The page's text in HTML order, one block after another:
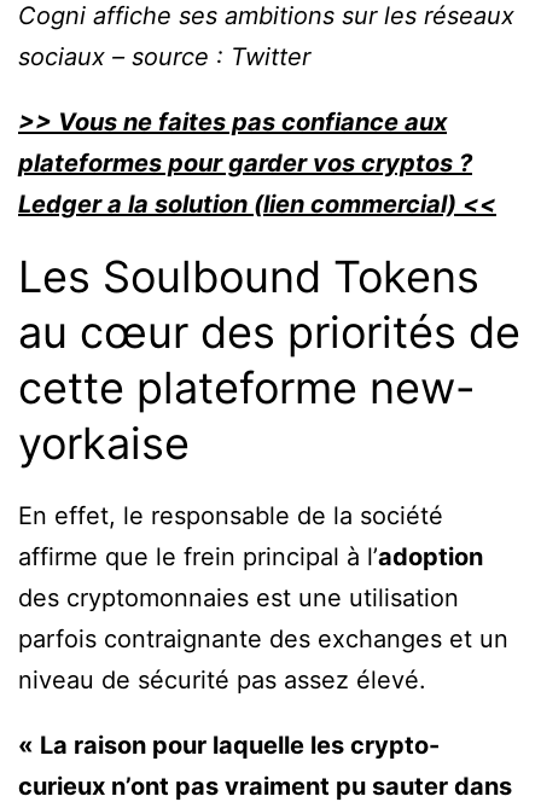
Cogni affiche ses ambitions sur les réseaux
sociaux – source : Twitter
>> Vous ne faites pas confiance aux
plateformes pour garder vos cryptos ?
Ledger a la solution (lien commercial) <<
Les Soulbound Tokens
au cœur des priorités de
cette plateforme new-
yorkaise
En effet, le responsable de la société
affirme que le frein principal à l’adoption
des cryptomonnaies est une utilisation
parfois contraignante des exchanges et un
niveau de sécurité pas assez élevé.
« La raison pour laquelle les crypto-
curieux n’ont pas vraiment pu sauter dans